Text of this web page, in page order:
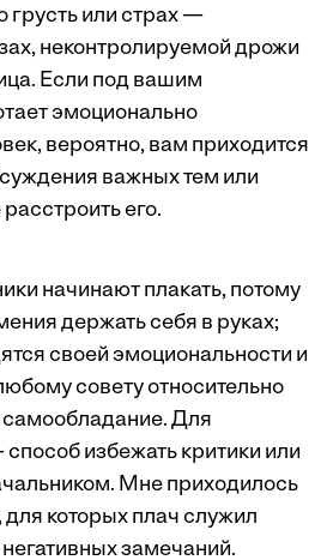
грусть или страх —
неконтролируемой дрожи
Если под вашим
эмоционально
вероятно, вам приходится
важных тем или
его.
начинают плакать, потому
держать себя в руках;
своей эмоциональности и
совету относительно
самообладание. Для
избежать критики или
Мне приходилось
которых плач служил
замечаний.